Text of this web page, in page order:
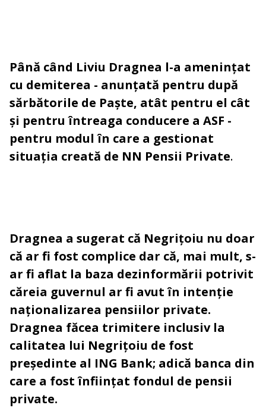
Până când Liviu Dragnea l-a amenințat
cu demiterea - anunțată pentru după
sărbătorile de Paște, atât pentru el cât
și pentru întreaga conducere a ASF -
pentru modul în care a gestionat
situația creată de NN Pensii Private.
Dragnea a sugerat că Negrițoiu nu doar
că ar fi fost complice dar că, mai mult, s-
ar fi aflat la baza dezinformării potrivit
căreia guvernul ar fi avut în intenție
naționalizarea pensiilor private.
Dragnea făcea trimitere inclusiv la
calitatea lui Negrițoiu de fost
președinte al ING Bank; adică banca din
care a fost înființat fondul de pensii
private.